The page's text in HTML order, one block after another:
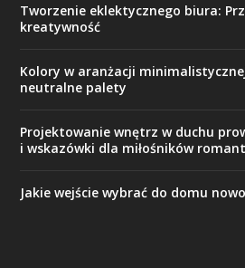
Tworzenie eklektycznego biura:
kreatywność
Kolory w aranżacji
neutralne palety
Projektowanie wnętrz w duchu
i wskazówki dla miłośników
Jakie wejście wybrać do domu